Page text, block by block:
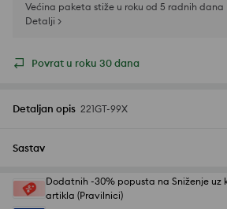
Većina paketa stiže u roku od 5 radnih dana
Detalji >
Povrat u roku 30 dana
Detaljan opis 221GT-99X
Sastav
Dodatnih -30% popusta na Sniženje uz
artikla (Pravilnici)